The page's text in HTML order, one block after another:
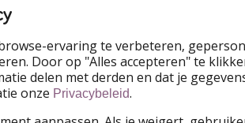
ervaring te verbeteren,
Door op "Alles accepteren" te
delen met derden en dat je
onze Privacybeleid.